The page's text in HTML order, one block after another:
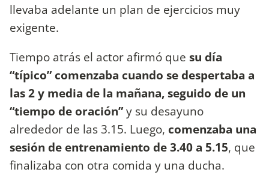
llevaba adelante un plan de ejercicios muy
exigente.
Tiempo atrás el actor afirmó que su día
“típico” comenzaba cuando se despertaba a
las 2 y media de la mañana, seguido de un
“tiempo de oración”y su desayuno
alrededor de las 3.15. Luego, comenzaba una
sesión de entrenamiento de 3.40 a 5.15, que
finalizaba con otra comida y una ducha.